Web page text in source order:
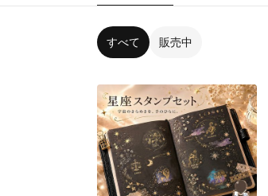
すべて 販売中